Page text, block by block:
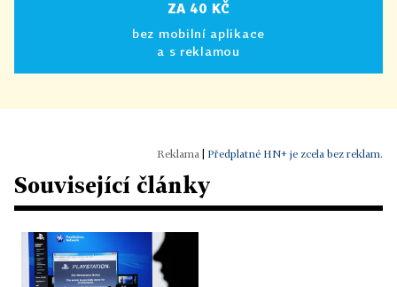
ZA 40 KČ
bez mobilní aplikace
a s reklamou
Předplatné HN+ je zcela bez reklam.
Související články